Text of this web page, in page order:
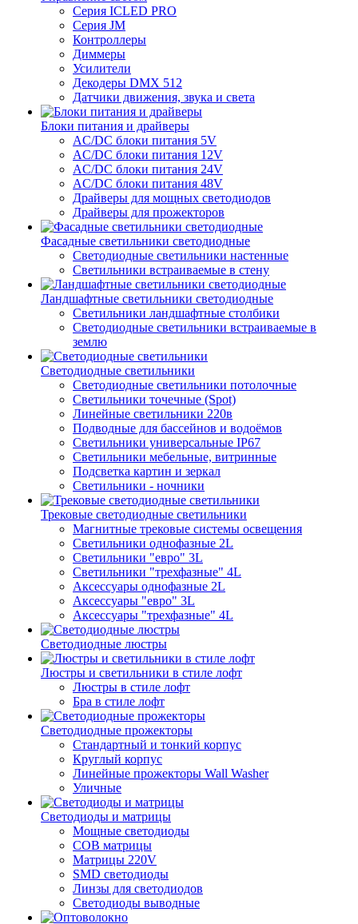
Серия ICLED PRO
Серия JM
Контроллеры
Диммеры
Усилители
Декодеры DMX 512
Датчики движения, звука и света
Блоки питания и драйверы
AC/DC блоки питания 5V
AC/DC блоки питания 12V
AC/DC блоки питания 24V
AC/DC блоки питания 48V
Драйверы для мощных светодиодов
Драйверы для прожекторов
Фасадные светильники светодиодные
Светодиодные светильники настенные
Светильники встраиваемые в стену
Ландшафтные светильники светодиодные
Светильники ландшафтные столбики
Светодиодные светильники встраиваемые в
землю
Светодиодные светильники
Светодиодные светильники потолочные
Светильники точечные (Spot)
Линейные светильники 220в
Подводные для бассейнов и водоёмов
Светильники универсальные IP67
Светильники мебельные, витринные
Подсветка картин и зеркал
Светильники - ночники
Трековые светодиодные светильники
Магнитные трековые системы освещения
Светильники однофазные 2L
Светильники "евро" 3L
Светильники "трехфазные" 4L
Аксессуары однофазные 2L
Аксессуары "евро" 3L
Аксессуары "трехфазные" 4L
Светодиодные люстры
Люстры и светильники в стиле лофт
Люстры в стиле лофт
Бра в стиле лофт
Светодиодные прожекторы
Стандартный и тонкий корпус
Круглый корпус
Линейные прожекторы Wall Washer
Уличные
Светодиоды и матрицы
Мощные светодиоды
COB матрицы
Матрицы 220V
SMD светодиоды
Линзы для светодиодов
Светодиоды выводные